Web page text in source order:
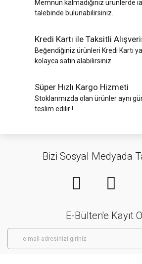
Memnun kalmadığınız ürünlerde
talebinde bulunabilirsiniz.
Kredi Kartı ile Taksitli
Beğendiğiniz ürünleri Kredi Kartı
kolayca satın alabilirsiniz.
Süper Hızlı Kargo Hizmeti
Stoklarımızda olan ürünler aynı
teslim edilir !
Bizi Sosyal Medyada
E-Bülten'e Kayıt